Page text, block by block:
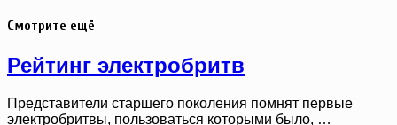
Смотрите ещё
Рейтинг электробритв
Представители старшего поколения помнят первые
электробритвы, пользоваться которыми было, …